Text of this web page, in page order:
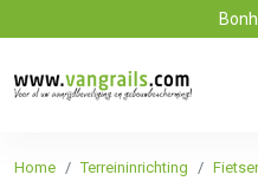
Home Terreininrichting